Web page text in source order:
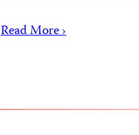
Read More ›